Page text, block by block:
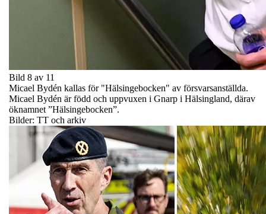
Bild 8 av 11
Micael Bydén kallas för "Hälsingebocken" av försvarsanställda.
Micael Bydén är född och uppvuxen i Gnarp i Hälsingland, därav
öknamnet ”Hälsingebocken”.
Bilder: TT och arkiv